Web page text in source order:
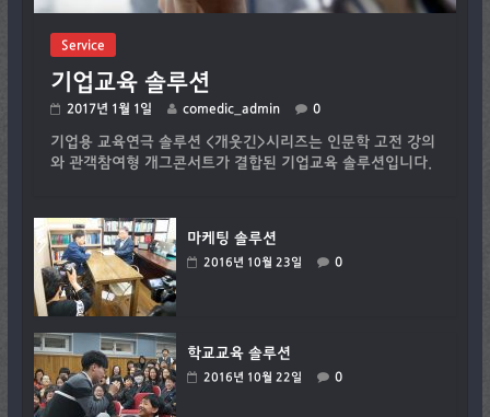
Service
기업교육 솔루션
2017년 1월 1일 comedic_admin 0
기업용 교육연극 솔루션 <개웃긴>시리즈는 인문학 고전 강의
와 관객참여형 개그콘서트가 결합된 기업교육 솔루션입니다.
마케팅 솔루션
2016년 10월 23일 0
학교교육 솔루션
2016년 10월 22일 0